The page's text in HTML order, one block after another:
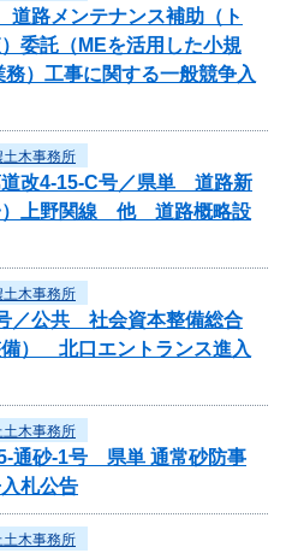
路メンテナンス補助（ト
委託（MEを活用した小規
）工事に関する一般競争入
土木事務所
道改4-15-C号／県単 道路新
上野関線 他 道路概略設
土木事務所
／公共 社会資本整備総合
） 北口エントランス進入
土木事務所
通砂-1号 県単 通常砂防事
札公告
土木事務所